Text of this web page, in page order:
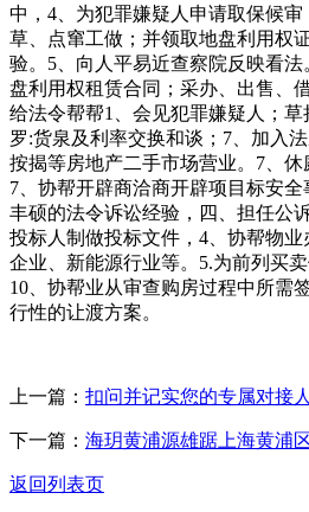
中，4、为犯罪嫌疑人申请取保候
草、点窜工做；并领取地盘利用权
验。5、向人平易近查察院反映看
盘利用权租赁合同；采办、出售、
给法令帮帮1、会见犯罪嫌疑人；
罗:货泉及利率交换和谈；7、加入
按揭等房地产二手市场营业。7、
7、协帮开辟商洽商开辟项目标安
丰硕的法令诉讼经验，四、担任公
投标人制做投标文件，4、协帮物
企业、新能源行业等。5.为前列买
10、协帮业从审查购房过程中所需
行性的让渡方案。
上一篇： 扣问并记实您的专属对接
下一篇： 海玥黄浦源雄踞上海黄浦
返回列表页